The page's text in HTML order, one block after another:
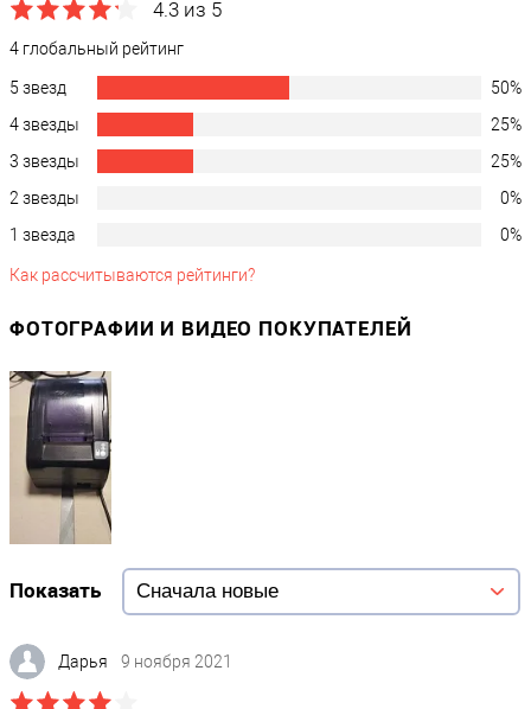
4.3 из 5
4 глобальный рейтинг
5 звезд
50%
4 звезды
25%
3 звезды
25%
2 звезды
0%
1 звезда
0%
Как рассчитываются рейтинги?
ФОТОГРАФИИ И ВИДЕО ПОКУПАТЕЛЕЙ
Показать
Дарья 9 ноября 2021